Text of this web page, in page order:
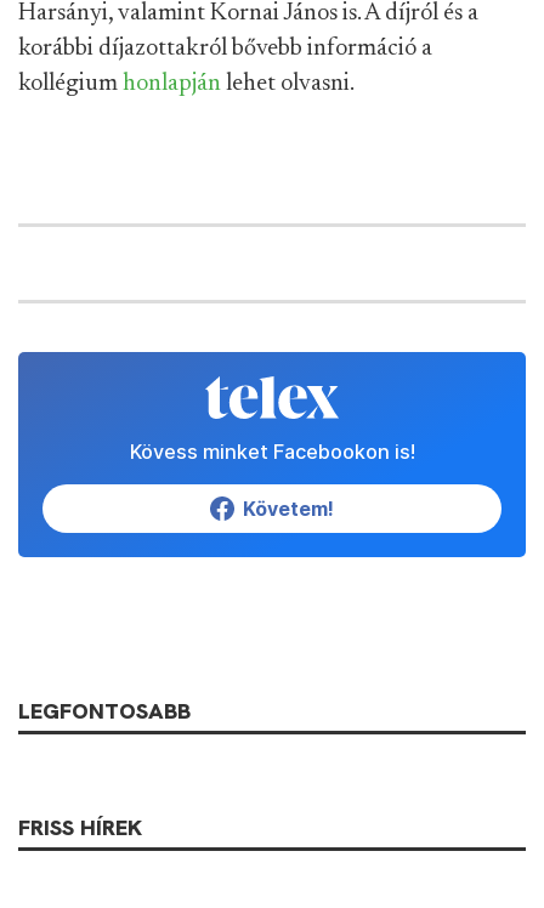
Harsányi, valamint Kornai János is. A díjról és a
korábbi díjazottakról bővebb információ a
kollégium honlapján lehet olvasni.
Kövess minket Facebookon is!
Követem!
LEGFONTOSABB
FRISS HÍREK